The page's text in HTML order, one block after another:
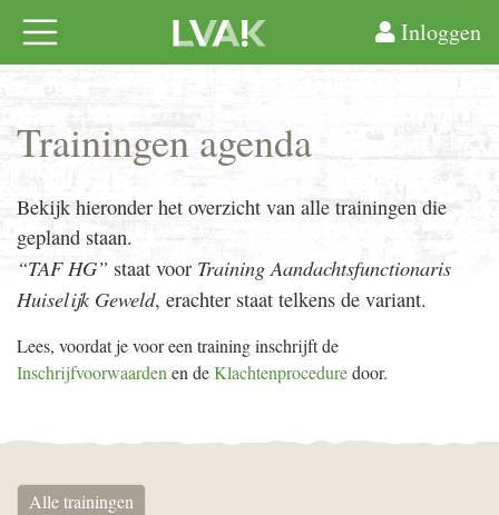
Inloggen
Trainingen agenda
Bekijk hieronder het overzicht van alle trainingen die
gepland staan.
“TAF HG” staat voor Training Aandachtsfunctionaris
Huiselijk Geweld, erachter staat telkens de variant.
Lees, voordat je voor een training inschrijft de
Inschrijfvoorwaardenen deKlachtenproceduredoor.
Alle trainingen